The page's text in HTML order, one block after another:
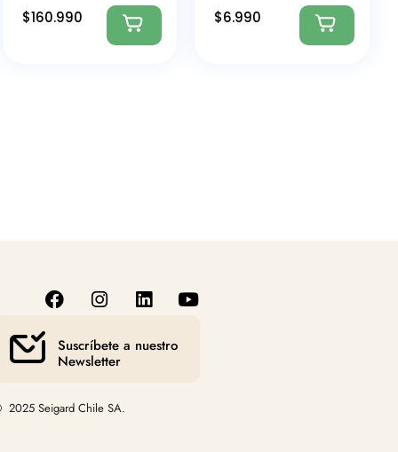
$160.990 $6.990
Suscríbete a nuestro
Newsletter
Seigard Chile SA.